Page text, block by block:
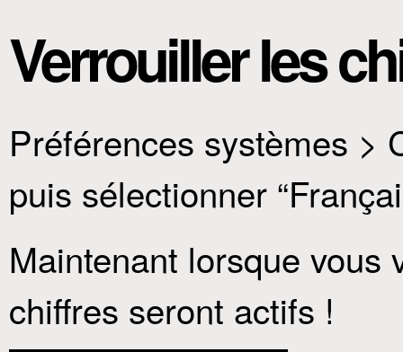
Verrouiller les
Préférences systèmes >
puis sélectionner
Maintenant lorsque vous
chiffres seront actifs !